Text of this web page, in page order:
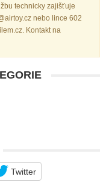
technicky zajišťuje
nebo lince 602
Kontakt na
Twitter